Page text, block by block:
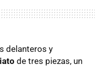
delanteros y
de tres piezas, un